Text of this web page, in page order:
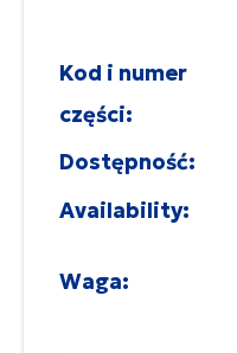
Kod i numer
części:
Dostępność:
Availability:
Waga: